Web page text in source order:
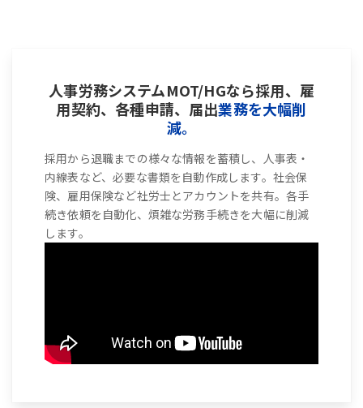
人事労務システムMOT/HGなら採用、雇
用契約、各種申請、届出業務を大幅削
減。
採用から退職までの様々な情報を蓄積し、人事表・
内線表など、必要な書類を自動作成します。社会保
険、雇用保険など社労士とアカウントを共有。各手
続き依頼を自動化、煩雑な労務手続きを大幅に削減
します。